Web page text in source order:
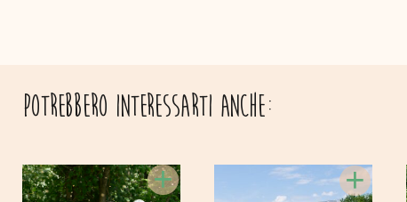
Potrebbero interessarti anche:
+ +